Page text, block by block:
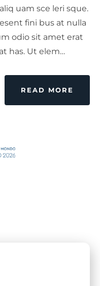
uam sce leri sque.
fini bus at nulla
odio sit amet erat
has. Ut elem…
READ MORE